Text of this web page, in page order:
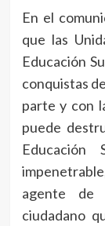
En el
que las
Educación
conquistas
parte y con
puede
Educación
agente de
ciudadano